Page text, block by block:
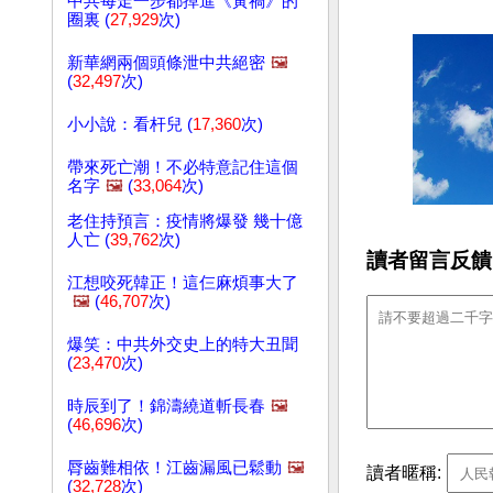
圈裏 (27,929次)
新華網兩個頭條泄中共絕密 🖼️
(32,497次)
小小說：看杆兒 (17,360次)
帶來死亡潮！不必特意記住這個
名字 🖼️ (33,064次)
老住持預言：疫情將爆發 幾十億
人亡 (39,762次)
江想咬死韓正！這仨麻煩事大了
🖼️ (46,707次)
爆笑：中共外交史上的特大丑聞
(23,470次)
時辰到了！錦濤繞道斬長春 🖼️
(46,696次)
脣齒難相依！江齒漏風已鬆動 🖼️
(32,728次)
讀者留言反
讀者暱稱: